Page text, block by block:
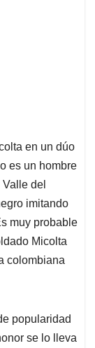
en un dúo
es un hombre
del
imitando
muy probable
Micolta
colombiana
popularidad
se lo lleva